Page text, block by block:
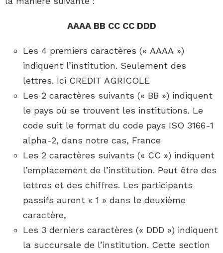
AAAA BB CC CC DDD
Les 4 premiers caractères (« AAAA »)
indiquent l’institution. Seulement des
lettres. Ici CREDIT AGRICOLE
Les 2 caractères suivants (« BB ») indiquent
le pays où se trouvent les institutions. Le
code suit le format du code pays ISO 3166-1
alpha-2, dans notre cas, France
Les 2 caractères suivants (« CC ») indiquent
l’emplacement de l’institution. Peut être des
lettres et des chiffres. Les participants
passifs auront « 1 » dans le deuxième
caractère,
Les 3 derniers caractères (« DDD ») indiquent
la succursale de l’institution. Cette section